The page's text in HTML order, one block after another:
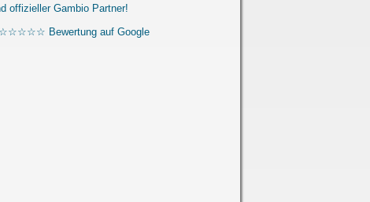
offizieller Gambio Partner!
Bewertung auf Google